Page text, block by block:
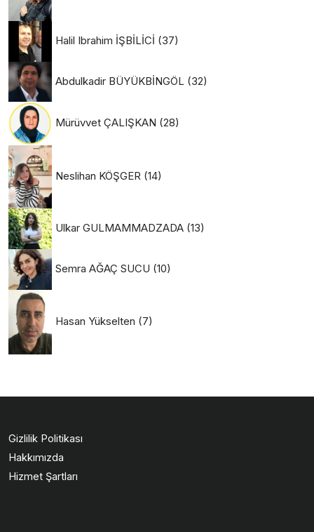
Halil Ibrahim İŞBİLİCİ (37)
Abdulkadir BÜYÜKBİNGÖL (32)
Mürüvvet ÇALIŞKAN (28)
Neslihan KÖŞGER (14)
Ulkar GULMAMMADZADA (13)
Semra AĞAÇ SUCU (10)
Hasan Yükselten (7)
Gizlilik Politikası
Hakkımızda
Hizmet Şartları